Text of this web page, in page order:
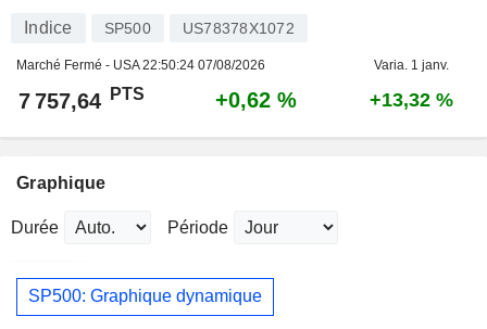
Indice SP500 US78378X1072
Marché Fermé - USA22:50:24 07/08/2026 Varia. 1 janv.
7 757,64 PTS +0,62 % +13,32 %
Graphique
Durée Période
SP500: Graphique dynamique